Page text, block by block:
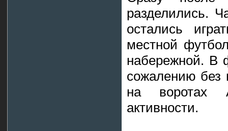
разделились.
остались
местной
набережной. В
сожалению без
на воротах
активности.